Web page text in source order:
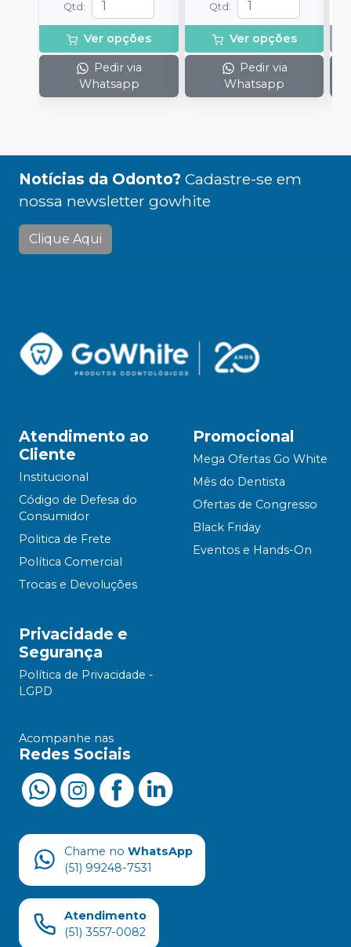
Qtd :
Ver opções
Pedir via
Whatsapp
Qtd :
Ver opções
Pedir via
Whatsapp
Notícias da Odonto? Cadastre-se em
nossa newsletter gowhite
Clique Aqui
Atendimento ao
Cliente
Institucional
Código de Defesa do
Consumidor
Politica de Frete
Política Comercial
Trocas e Devoluções
Promocional
Mega Ofertas Go White
Mês do Dentista
Ofertas de Congresso
Black Friday
Eventos e Hands-On
Privacidade e
Segurança
Política de Privacidade -
LGPD
Acompanhe nas
Redes Sociais
Chame no WhatsApp
(51) 99248-7531
Atendimento
(51) 3557-0082